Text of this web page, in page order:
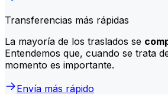
Transferencias más rápidas
La mayoría de los traslados se
Entendemos que, cuando se trata
momento es importante.
Envía más rápido